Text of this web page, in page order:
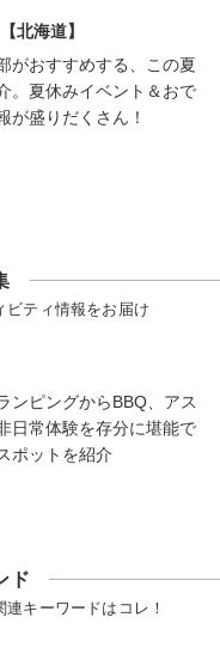
北海道】
がおすすめする、この夏
。夏休みイベント＆おで
が盛りだくさん！
ビティ情報をお届け
ンピングからBBQ、アス
日常体験を存分に堪能で
ポットを紹介
ド
キーワードはコレ！